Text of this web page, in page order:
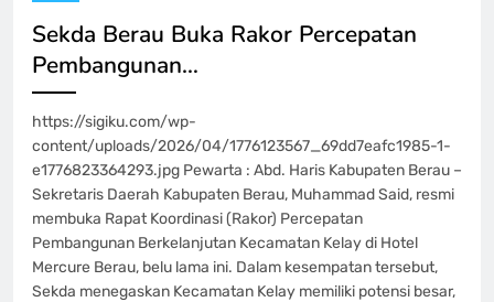
Sekda Berau Buka Rakor Percepatan
Pembangunan…
https://sigiku.com/wp-
content/uploads/2026/04/1776123567_69dd7eafc1985-1-
e1776823364293.jpg Pewarta : Abd. Haris Kabupaten Berau –
Sekretaris Daerah Kabupaten Berau, Muhammad Said, resmi
membuka Rapat Koordinasi (Rakor) Percepatan
Pembangunan Berkelanjutan Kecamatan Kelay di Hotel
Mercure Berau, belu lama ini. Dalam kesempatan tersebut,
Sekda menegaskan Kecamatan Kelay memiliki potensi besar,